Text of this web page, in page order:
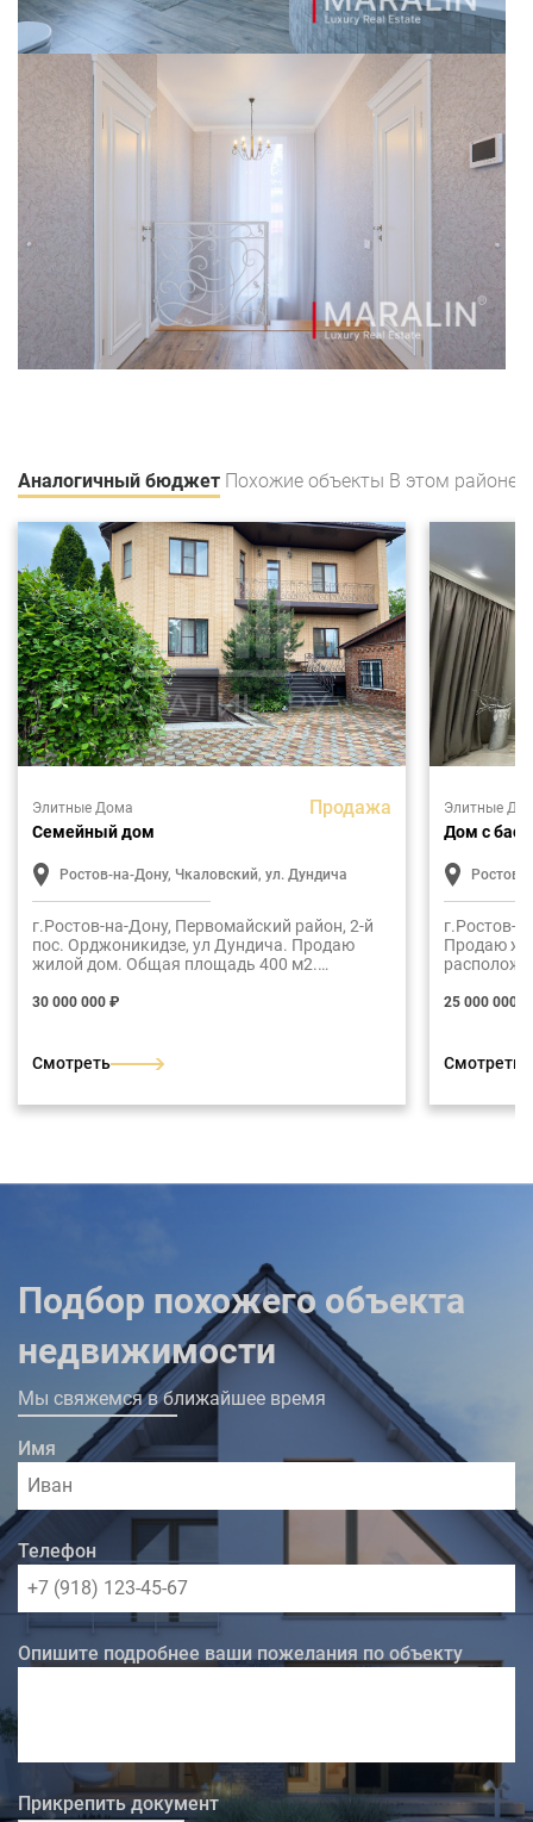
Аналогичный бюджет Похожие объекты В этом районе
Элитные Дома Продажа
Семейный дом
Ростов-на-Дону, Чкаловский, ул. Дундича
г.Ростов-на-Дону, Первомайский район, 2-й
пос. Орджоникидзе, ул Дундича. Продаю
жилой дом. Общая площадь 400 м2.
уровень и мансардный. Материал стен -
блоки, крыша металлочерепица. Планировка
первого этажа: прихожая, холл, кухня-
этаж: три комнаты, ванная, холл с выходом
30 000 000 ₽
Смотреть
Элитные
Дом с
Ростов-
г.Ростов-
Продаю
25 000 000 ₽
Смотреть
Подбор похожего объекта
недвижимости
Мы свяжемся в ближайшее время
Имя
Телефон
Опишите подробнее ваши пожелания по объекту
Прикрепить документ